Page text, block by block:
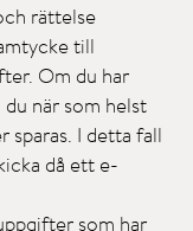
rättelse
till
Om du har
när som helst
sparas. I detta fall
då ett e-
som har